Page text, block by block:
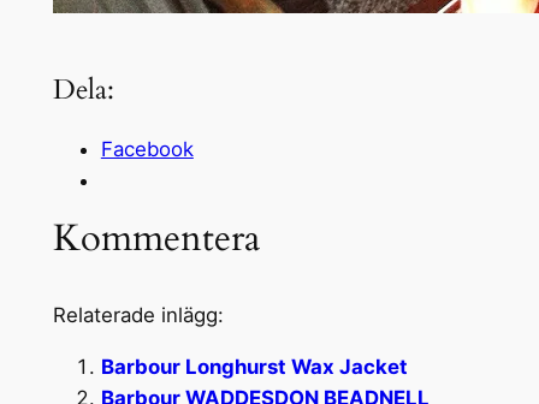
Dela:
Facebook
Kommentera
Relaterade inlägg:
Barbour Longhurst Wax Jacket
Barbour WADDESDON BEADNELL